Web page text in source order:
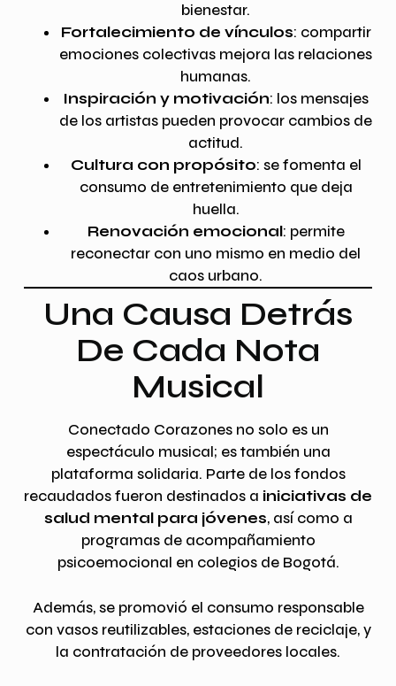
bienestar.
Fortalecimiento de vínculos: compartir
emociones colectivas mejora las relaciones
humanas.
Inspiración y motivación: los mensajes
de los artistas pueden provocar cambios de
actitud.
Cultura con propósito: se fomenta el
consumo de entretenimiento que deja
huella.
Renovación emocional: permite
reconectar con uno mismo en medio del
caos urbano.
Una Causa Detrás
De Cada Nota
Musical
Conectado Corazones no solo es un
espectáculo musical; es también una
plataforma solidaria. Parte de los fondos
recaudados fueron destinados a iniciativas de
salud mental para jóvenes, así como a
programas de acompañamiento
psicoemocional en colegios de Bogotá.
Además, se promovió el consumo responsable
con vasos reutilizables, estaciones de reciclaje, y
la contratación de proveedores locales.